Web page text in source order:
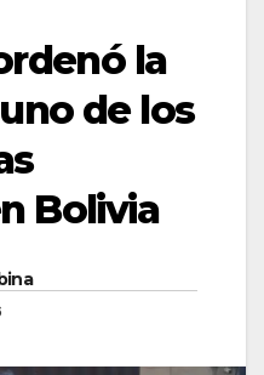
la
de los
Bolivia